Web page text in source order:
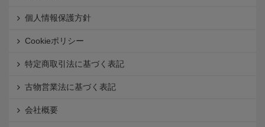
個人情報保護方針
Cookieポリシー
特定商取引法に基づく表記
古物営業法に基づく表記
会社概要